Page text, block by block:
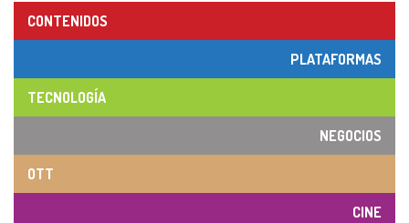
CONTENIDOS
PLATAFORMAS
TECNOLOGÍA
NEGOCIOS
OTT
CINE